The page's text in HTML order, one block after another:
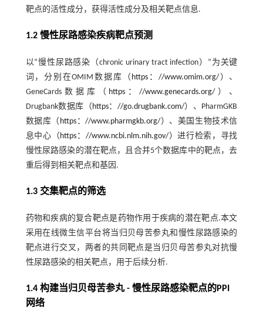
靶点的活性成分，获得活性成分及相关靶点信息.
1.2 慢性尿路感染疾病靶点预测
以“慢性尿路感染（chronic urinary tract infection）”为关键
词，分别在OMIM数据库（ https：//www.omim.org/）、
GeneCards数据库（ https：//www.genecards.org/）、
Drugbank数据库（ https：//go.drugbank.com/）、PharmGKB
数据库（ https：//www.pharmgkb.org/）、美国生物技术信
息中心（ https：//www.ncbi.nlm.nih.gov/）进行检索，寻找
慢性尿路感染的潜在靶点，且合并5个数据库中的靶点，去
重后得到相关靶点和基因.
1.3 交集靶点的筛选
药物和疾病的复合靶点是药物作用于疾病的潜在靶点.本文
采用在线微生信平台将当归贝母苦参丸和慢性尿路感染的
靶点进行交叉，两者的共同靶点是当归贝母苦参丸对抗慢
性尿路感染的相关靶点，用于后续分析.
1.4 构建当归贝母苦参丸 - 慢性尿路感染靶点的PPI
网络